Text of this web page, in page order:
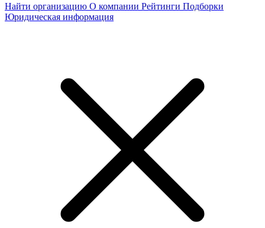
Найти организацию О компании Рейтинги Подборки
Юридическая информация